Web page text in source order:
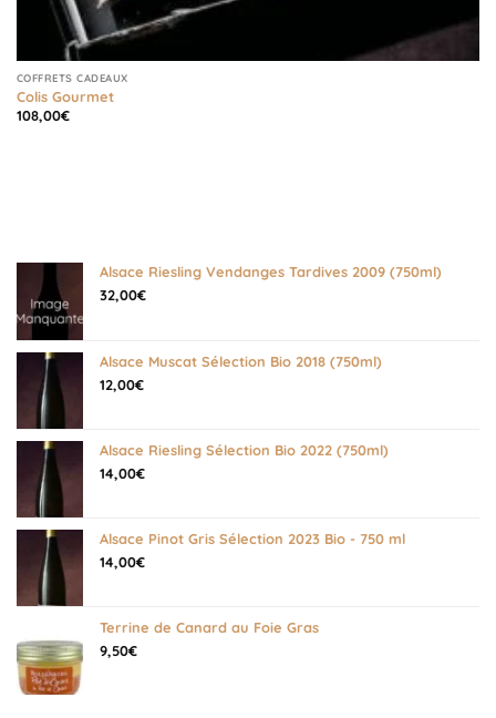
COFFRETS CADEAUX
Colis Gourmet
108,00€
Alsace Riesling Vendanges Tardives 2009 (750ml)
32,00€
Alsace Muscat Sélection Bio 2018 (750ml)
12,00€
Alsace Riesling Sélection Bio 2022 (750ml)
14,00€
Alsace Pinot Gris Sélection 2023 Bio - 750 ml
14,00€
Terrine de Canard au Foie Gras
9,50€